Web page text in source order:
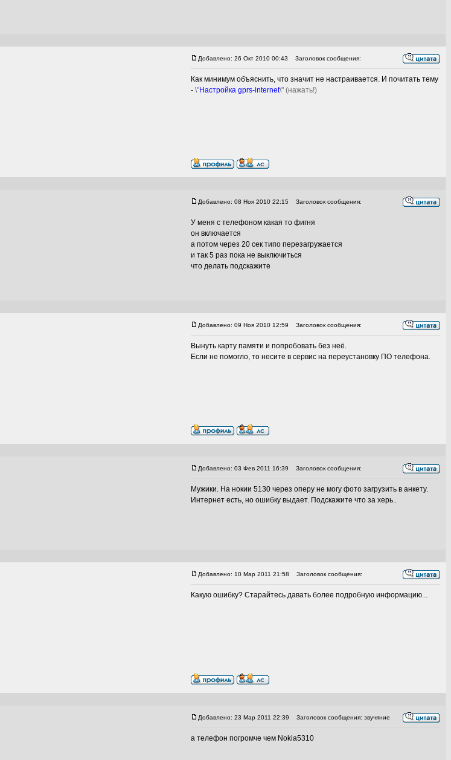
Добавлено: 26 Окт 2010 00:43 Заголовок сообщения:
Как минимум объяснить, что значит не настраивается. И почитать тему
- \"Настройка gprs-internet\" (нажать!)
Добавлено: 08 Ноя 2010 22:15 Заголовок сообщения:
У меня с телефоном какая то фигня
он включается
а потом через 20 сек типо перезагружается
и так 5 раз пока не выключиться
что делать подскажите
Добавлено: 09 Ноя 2010 12:59 Заголовок сообщения:
Вынуть карту памяти и попробовать без неё.
Если не помогло, то несите в сервис на переустановку ПО телефона.
Добавлено: 03 Фев 2011 16:39 Заголовок сообщения:
Мужики. На нокии 5130 через оперу не могу фото загрузить в анкету.
Интернет есть, но ошибку выдает. Подскажите что за херь..
Добавлено: 10 Мар 2011 21:58 Заголовок сообщения:
Какую ошибку? Старайтесь давать более подробную информацию...
Добавлено: 23 Мар 2011 22:39 Заголовок сообщения: звучяние
а телефон погромче чем Nokia5310